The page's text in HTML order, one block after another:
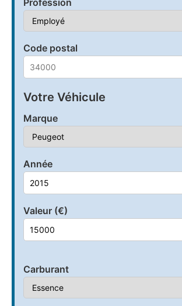
Code postal
Votre Véhicule
Marque
Année
Valeur (€)
Carburant